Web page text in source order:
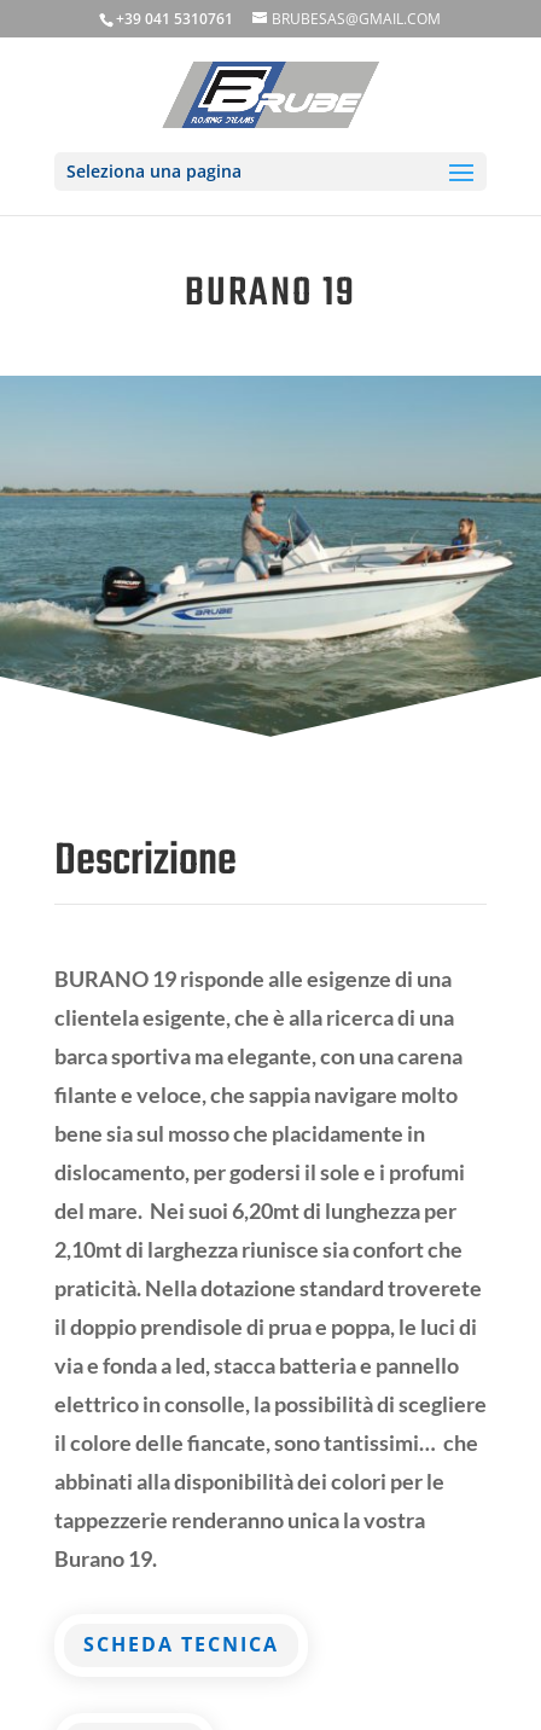
+39 041 5310761 BRUBESAS@GMAIL.COM
Seleziona una pagina
BURANO 19
Descrizione
BURANO 19 risponde alle esigenze di una
clientela esigente, che è alla ricerca di una
barca sportiva ma elegante, con una carena
filante e veloce, che sappia navigare molto
bene sia sul mosso che placidamente in
dislocamento, per godersi il sole e i profumi
del mare. Nei suoi 6,20mt di lunghezza per
2,10mt di larghezza riunisce sia confort che
praticità. Nella dotazione standard troverete
il doppio prendisole di prua e poppa, le luci di
via e fonda a led, stacca batteria e pannello
elettrico in consolle, la possibilità di scegliere
il colore delle fiancate, sono tantissimi… che
abbinati alla disponibilità dei colori per le
tappezzerie renderanno unica la vostra
Burano 19.
SCHEDA TECNICA